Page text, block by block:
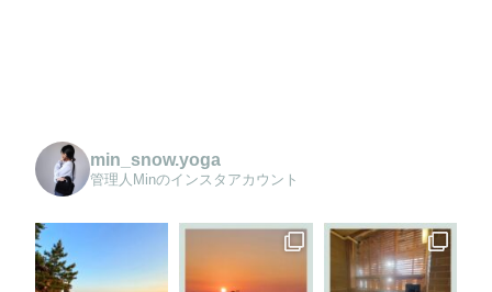
min_snow.yoga
管理人Minのインスタアカウント